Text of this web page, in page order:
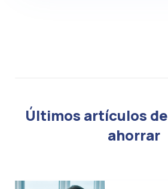
Últimos artículos
ahorrar